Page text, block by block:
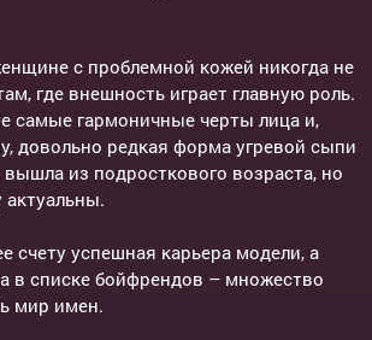
с проблемной кожей никогда не
где внешность играет главную роль.
самые гармоничные черты лица и,
довольно редкая форма угревой сыпи
из подросткового возраста, но
счету успешная карьера модели, а
в списке бойфрендов – множество
мир имен.